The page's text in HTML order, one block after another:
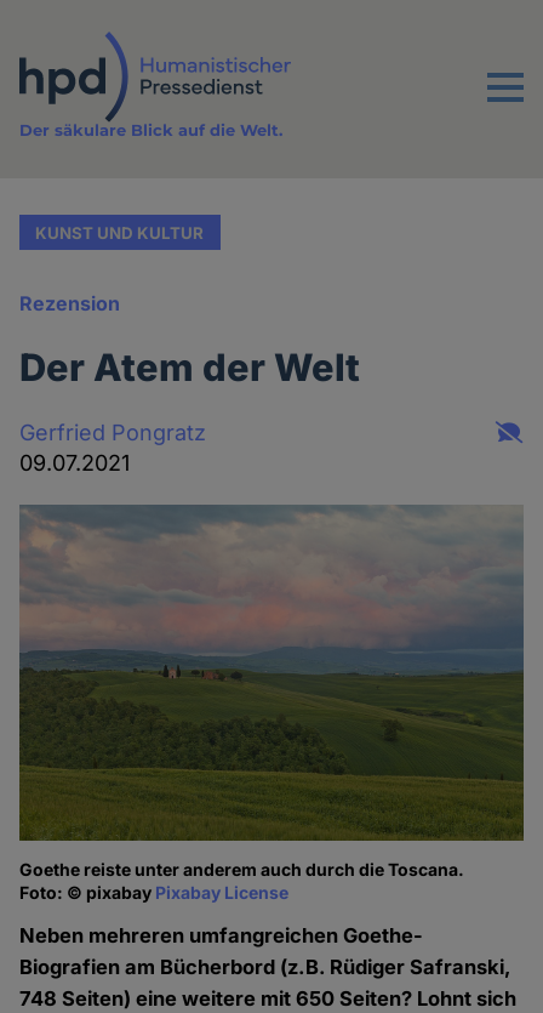
Inhalt
Menu
Der säkulare Blick auf die Welt.
KUNST UND KULTUR
Rezension
Der Atem der Welt
Gerfried Pongratz
09.07.2021
Goethe reiste unter anderem auch durch die Toscana.
Foto: © pixabay Pixabay License
Neben mehreren umfangreichen Goethe-
Biografien am Bücherbord (z.B. Rüdiger Safranski,
748 Seiten) eine weitere mit 650 Seiten? Lohnt sich